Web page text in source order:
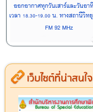
เว็บไซต์ที่น่าสนใจ